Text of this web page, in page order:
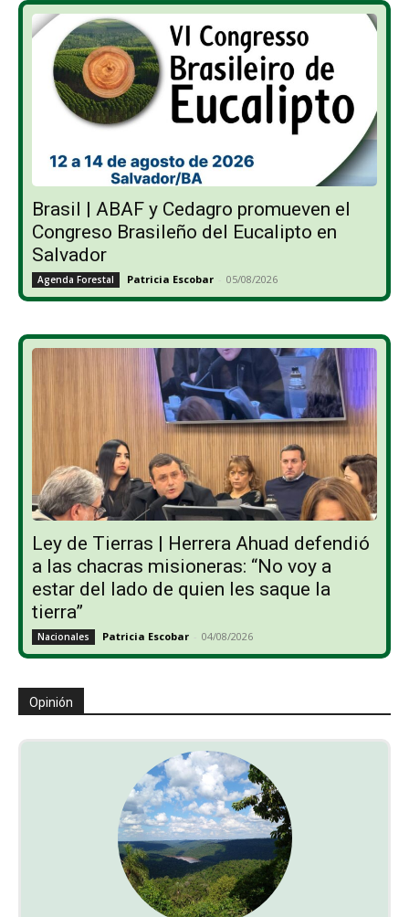
Brasil | ABAF y Cedagro promueven el
Congreso Brasileño del Eucalipto en
Salvador
Agenda Forestal Patricia Escobar - 05/08/2026
Ley de Tierras | Herrera Ahuad defendió
a las chacras misioneras: “No voy a
estar del lado de quien les saque la
tierra”
Nacionales Patricia Escobar - 04/08/2026
Opinión